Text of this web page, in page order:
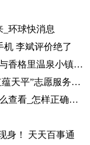
环球快消息
机 李斌评价绝了
昌江县买房养老优缺点，棋子湾山海泉与香格里温泉小镇养老生活成本对比！-全球今亮点
天天热文：“守艺人”唤醒弄堂记忆！“红蕴天平”志愿服务营造项目启动
全球新动态：邮箱地址在哪里找电脑怎么查看_怎样正确填写邮箱地址
身！ 天天百事通